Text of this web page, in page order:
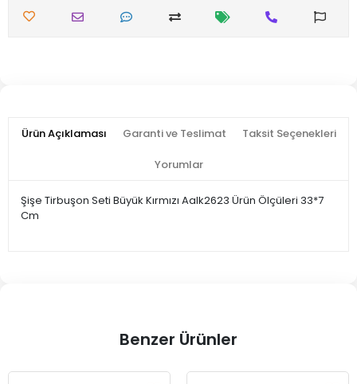
Ürün Açıklaması Garanti ve Teslimat Taksit Seçenekleri
Yorumlar
Şişe Tirbuşon Seti Büyük Kırmızı Aalk2623 Ürün Ölçüleri 33*7
Cm
Benzer Ürünler